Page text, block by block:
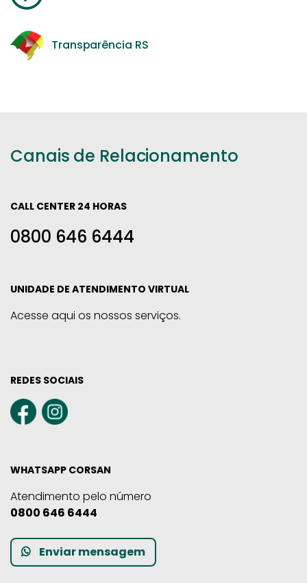
Transparência RS
Canais de Relacionamento
CALL CENTER 24 HORAS
0800 646 6444
UNIDADE DE ATENDIMENTO VIRTUAL
Acesse aqui os nossos serviços.
REDES SOCIAIS
WHATSAPP CORSAN
Atendimento pelo número
0800 646 6444
Enviar mensagem